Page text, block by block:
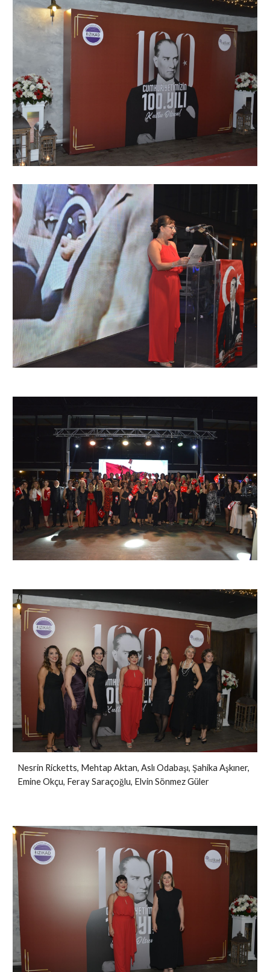
Nesrin Ricketts, Mehtap Aktan, Aslı Odabaşı, Şahika Aşkıner,
Emine Okçu, Feray Saraçoğlu, Elvin Sönmez Güler